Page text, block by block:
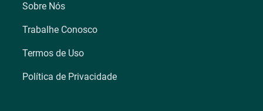
Sobre Nós
Trabalhe Conosco
Termos de Uso
Política de Privacidade